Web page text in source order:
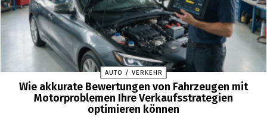
AUTO / VERKEHR
Wie akkurate Bewertungen von Fahrzeugen mit
Motorproblemen Ihre Verkaufsstrategien
optimieren können